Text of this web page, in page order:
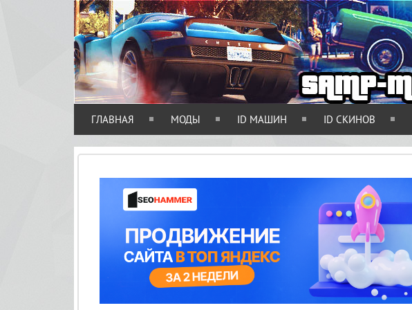
ГЛАВНАЯ МОДЫ ID МАШИН ID СКИНОВ